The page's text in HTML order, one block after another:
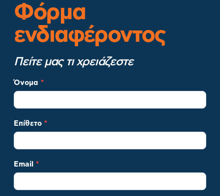
Φόρμα
ενδιαφέροντος
Πείτε μας τι χρειάζεστε
Φόρμα
Ενδιαφέροντος
(leads)
Όνομα *
Επίθετο *
Email *